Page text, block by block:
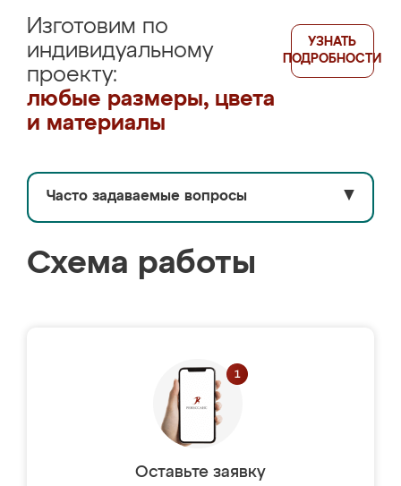
Изготовим по
индивидуальному
проекту:
любые размеры, цвета
и материалы
УЗНАТЬ
ПОДРОБНОСТИ
Часто задаваемые вопросы ▼
Схема работы
Оставьте заявку